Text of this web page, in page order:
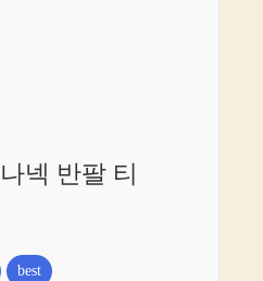
넥 반팔 티
best